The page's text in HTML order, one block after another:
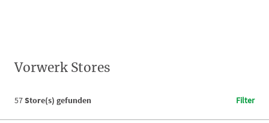
Vorwerk Stores
57Store(s) gefunden Filter